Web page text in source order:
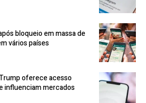
bloqueio em massa de
vários países
oferece acesso
influenciam mercados